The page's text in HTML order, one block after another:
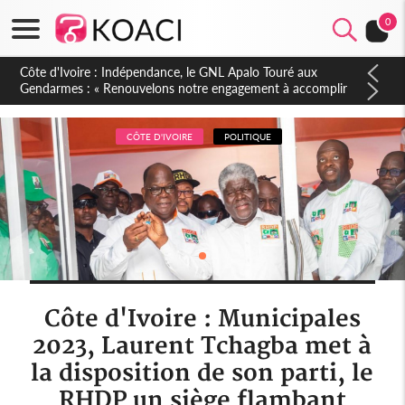
0
Sierra Leone : Un projet de réforme constitutionnelle en
gestation, points clés des amendements, un exclu d'avance
CÔTE D'IVOIRE POLITIQUE
Côte d'Ivoire : Municipales
2023, Laurent Tchagba met à
la disposition de son parti, le